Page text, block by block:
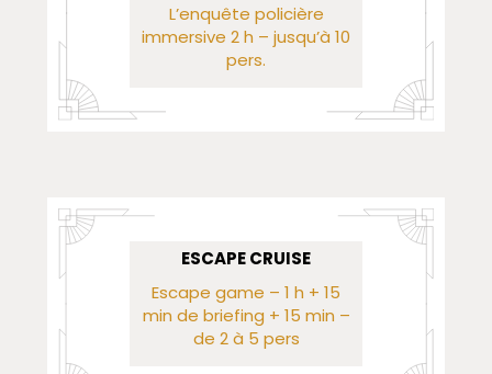
L’enquête policière
immersive 2 h – jusqu’à 10
pers.
ESCAPE CRUISE
Escape game – 1 h + 15
min de briefing + 15 min –
de 2 à 5 pers